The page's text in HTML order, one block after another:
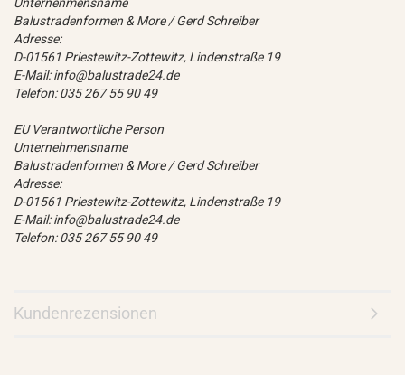
Balustradenformen & More / Gerd Schreiber
Adresse:
D-01561 Priestewitz-Zottewitz, Lindenstraße 19
E-Mail: info@balustrade24.de
Telefon: 035 267 55 90 49
EU Verantwortliche Person
Unternehmensname
Balustradenformen & More / Gerd Schreiber
Adresse:
D-01561 Priestewitz-Zottewitz, Lindenstraße 19
E-Mail: info@balustrade24.de
Telefon: 035 267 55 90 49
Kundenrezensionen